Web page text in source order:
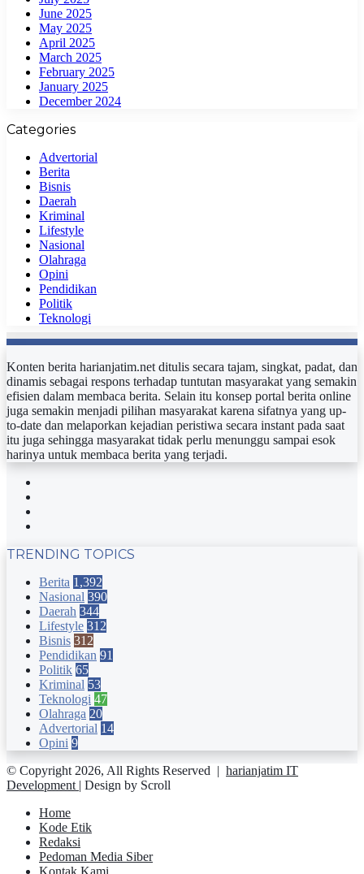
June 2025
May 2025
April 2025
March 2025
February 2025
January 2025
December 2024
Categories
Advertorial
Berita
Bisnis
Daerah
Kriminal
Lifestyle
Nasional
Olahraga
Opini
Pendidikan
Politik
Teknologi
Konten berita harianjatim.net ditulis secara tajam, singkat, padat, dan
dinamis sebagai respons terhadap tuntutan masyarakat yang semakin
efisien dalam membaca berita. Selain itu konsep portal berita online
juga semakin menjadi pilihan masyarakat karena sifatnya yang up-
to-date dan melaporkan kejadian peristiwa secara instant pada saat
itu juga sehingga masyarakat tidak perlu menunggu sampai esok
harinya untuk membaca berita yang terjadi.
TRENDING TOPICS
Berita 1,392
Nasional 390
Daerah 344
Lifestyle 312
Bisnis 312
Pendidikan 91
Politik 65
Kriminal 53
Teknologi 47
Olahraga 20
Advertorial 14
Opini 9
© Copyright 2026, All Rights Reserved | harianjatim IT
Development | Design by Scroll
Home
Kode Etik
Redaksi
Pedoman Media Siber